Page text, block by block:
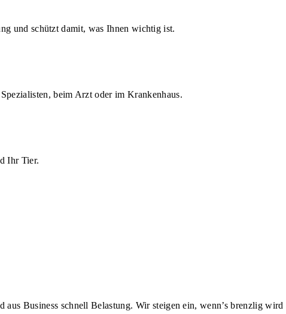
und schützt damit, was Ihnen wichtig ist.
beim Arzt oder im Krankenhaus.
Ihr Tier.
Business schnell Belastung. Wir steigen ein, wenn’s brenzlig wird